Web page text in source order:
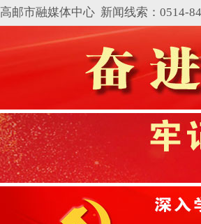
高邮市融媒体中心 新闻线索：0514-